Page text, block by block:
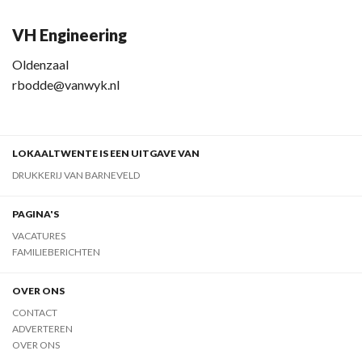
VH Engineering
Oldenzaal
rbodde@vanwyk.nl
LOKAALTWENTE IS EEN UITGAVE VAN
DRUKKERIJ VAN BARNEVELD
PAGINA'S
VACATURES
FAMILIEBERICHTEN
OVER ONS
CONTACT
ADVERTEREN
OVER ONS